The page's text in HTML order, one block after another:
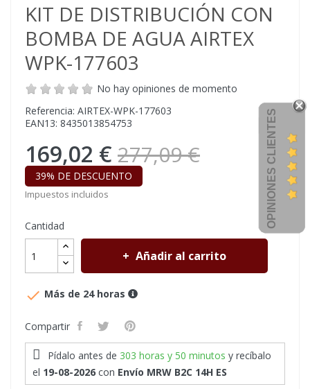
KIT DE DISTRIBUCIÓN CON
BOMBA DE AGUA AIRTEX
WPK-177603
No hay opiniones de momento
Referencia: AIRTEX-WPK-177603
EAN13: 8435013854753
169,02 € 277,09 €
39% DE DESCUENTO
Impuestos incluidos
Cantidad
Añadir al carrito
 Más de 24 horas
Compartir
Pídalo antes de 303 horas y 50 minutos y recíbalo
el 19-08-2026 con Envío MRW B2C 14H ES
OPINIONES CLIENTES